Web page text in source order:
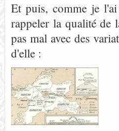
Et puis, comme je
rappeler la qualité de
pas mal avec des
d'elle :